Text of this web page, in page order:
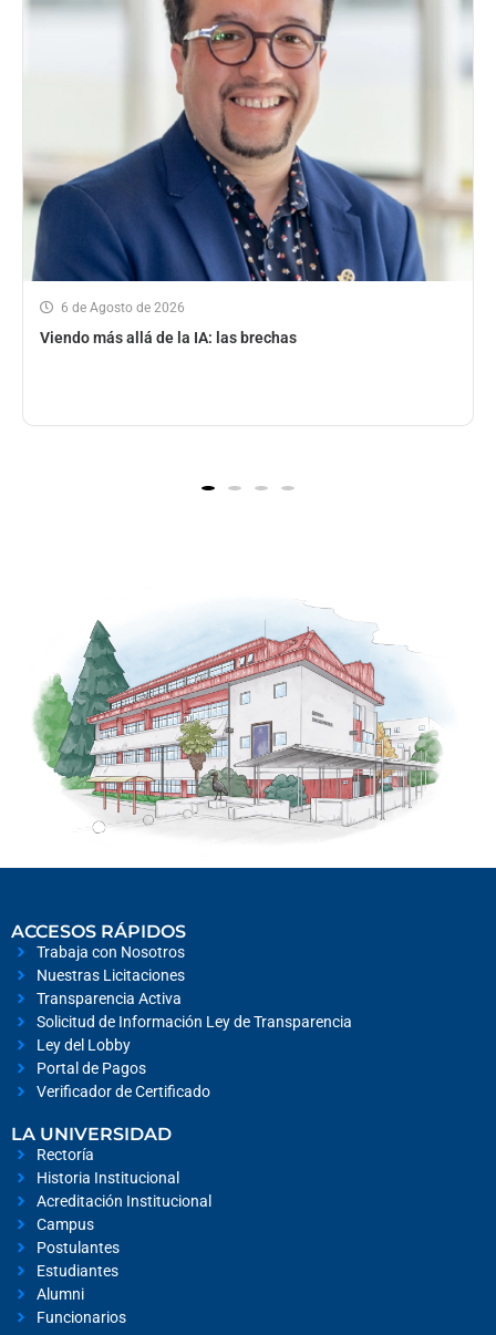
6 de Agosto de 2026
Viendo más allá de la IA: las brechas
ACCESOS RÁPIDOS
Trabaja con Nosotros
Nuestras Licitaciones
Transparencia Activa
Solicitud de Información Ley de Transparencia
Ley del Lobby
Portal de Pagos
Verificador de Certificado
LA UNIVERSIDAD
Rectoría
Historia Institucional
Acreditación Institucional
Campus
Postulantes
Estudiantes
Alumni
Funcionarios